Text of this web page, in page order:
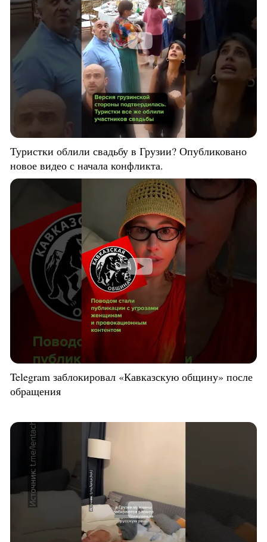
Туристки облили свадьбу в Грузии? Опубликовано
новое видео с начала конфликта.
Telegram заблокировал «Кавказскую общину» после
обращения